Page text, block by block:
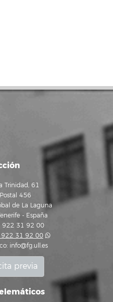
Trinidad, 61
456
de La Laguna
- España
922 31 92 00
922 31 92 00
info@fg.ull.es
previa